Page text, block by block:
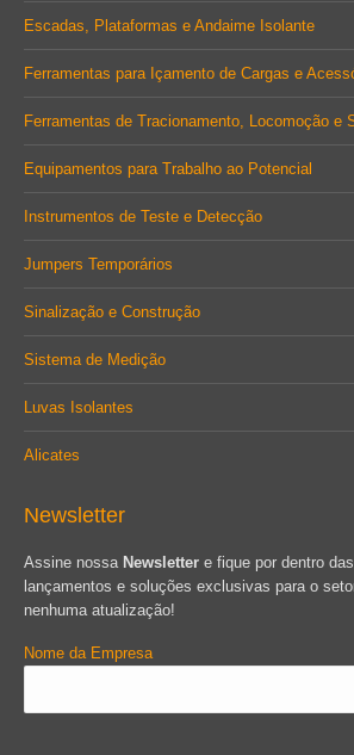
Escadas, Plataformas e Andaime Isolante
Ferramentas para Içamento de Cargas e
Ferramentas de Tracionamento, Locomoção e
Equipamentos para Trabalho ao Potencial
Instrumentos de Teste e Detecção
Jumpers Temporários
Sinalização e Construção
Sistema de Medição
Luvas Isolantes
Alicates
Newsletter
Assine nossa Newsletter e fique por dentro
lançamentos e soluções exclusivas para o
nenhuma atualização!
Nome da Empresa